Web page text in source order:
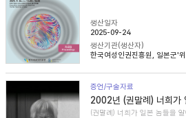
생산일자
2025-09-24
생산기관(생산자)
한국여성인권진흥원, 일본군'
증언/구술자료
2002년 (권말례) 너희가
(권말례) 너희가 일본 놈들을